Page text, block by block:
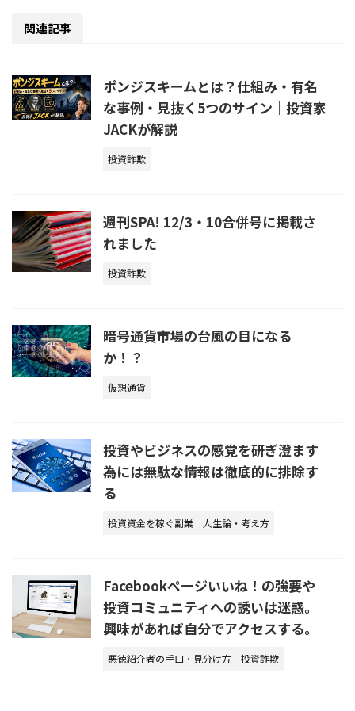
関連記事
ポンジスキームとは？仕組み・有名
な事例・見抜く5つのサイン｜投資家
JACKが解説
投資詐欺
週刊SPA! 12/3・10合併号に掲載さ
れました
投資詐欺
暗号通貨市場の台風の目になる
か！？
仮想通貨
投資やビジネスの感覚を研ぎ澄ます
為には無駄な情報は徹底的に排除す
る
投資資金を稼ぐ副業 人生論・考え方
Facebookページいいね！の強要や
投資コミュニティへの誘いは迷惑。
興味があれば自分でアクセスする。
悪徳紹介者の手口・見分け方 投資詐欺